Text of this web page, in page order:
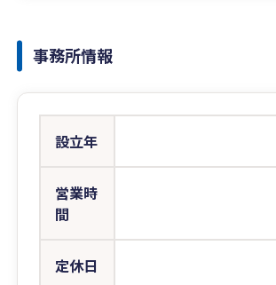
事務所情報
設立年
営業時
間
定休日